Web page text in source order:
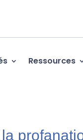
Ressources